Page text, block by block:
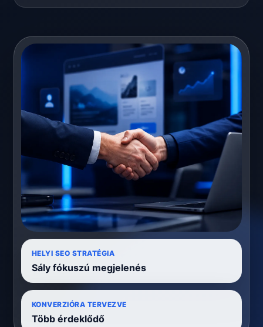
HELYI SEO STRATÉGIA
Sály fókuszú megjelenés
KONVERZIÓRA TERVEZVE
Több érdeklődő